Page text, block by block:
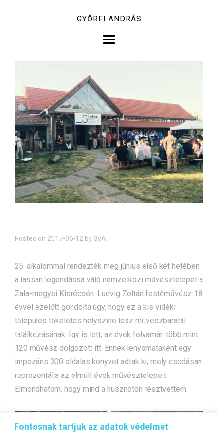
Fontosnak tartjuk az adatok védelmét
GYŐRFI ANDRÁS
Posted on 2017-06-12 by GyA
25. alkalommal rendezték meg június első két hetében
a lassan legendássá váló nemzetközi művésztelepet a
Zala-megyei Kisrécsén. Ludvig Zoltán festőművész 18
évvel ezelőtt gondolta úgy, hogy ez a kis vidéki
település tökéletes helyszíne lesz művészbarátai
találkozásának. Így is lett, az évek folyamán több mint
120 művész dolgozott itt. Ennek lenyomataként egy
impozáns 300 oldalas könyvet adtak ki, mely csodásan
reprezentálja az elmúlt évek művésztelepeit.
Elmondhatom, hogy mind a husznötön résztvettem.
Bejegyzés
Varsó – Kiállítás az
RAM kiállítás –